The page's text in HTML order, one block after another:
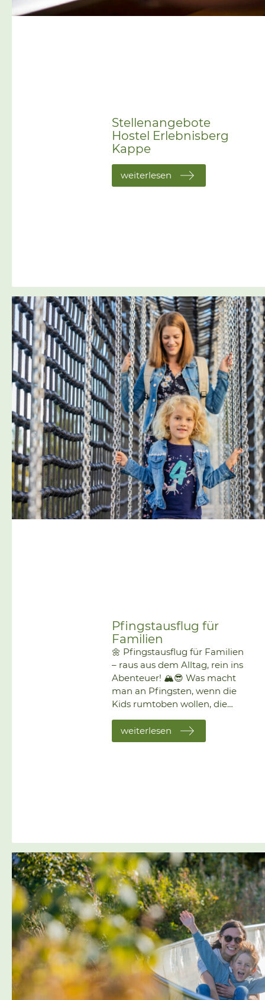
Stellenangebote
Hostel Erlebnisberg
Kappe
weiterlesen
Pfingstausflug für
Familien
🌼 Pfingstausflug für Familien
– raus aus dem Alltag, rein ins
Abenteuer! 🏔️😎 Was macht
man an Pfingsten, wenn die
Kids rumtoben wollen, die
Eltern ein bisschen
entspannen möchten – und
alle was erleben wollen?
langweilig! 🙌 📆 Reisetermine
(jeweils 3 Übernachtungen):🗓️
06.-09.06.2025🗓️
07.-10.06.2025 🛌 Variante 1:
Familienzimmer mit Dusche/
WC – für die, die’s gern
bequem haben 😌🚿 ✨
Inklusive pro Person:• 3
Nächte im Familienzimmer •
[…]
weiterlesen